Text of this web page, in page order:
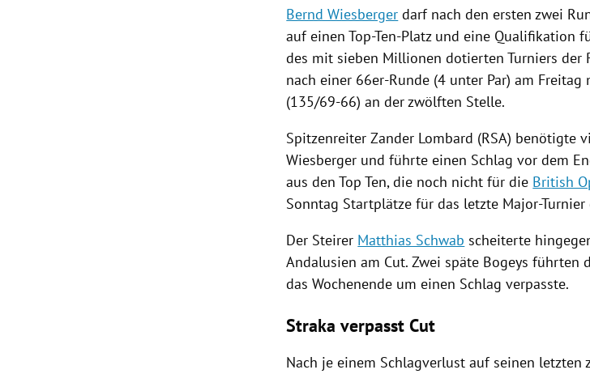
Bernd Wiesberger darf nach den ersten zwei
auf einen Top-Ten-Platz und eine Qualifikation
des mit sieben Millionen dotierten Turniers der
nach einer 66er-Runde (4 unter Par) am
(135/69-66) an der zwölften Stelle.
Spitzenreiter Zander Lombard (RSA) benötigte
Wiesberger und führte einen Schlag vor dem
aus den Top Ten, die noch nicht für die British
Sonntag Startplätze für das letzte Major-Turnier
Der Steirer Matthias Schwab scheiterte
Andalusien am Cut. Zwei späte Bogeys führten
das Wochenende um einen Schlag verpasste.
Straka verpasst Cut
Nach je einem Schlagverlust auf seinen letzten